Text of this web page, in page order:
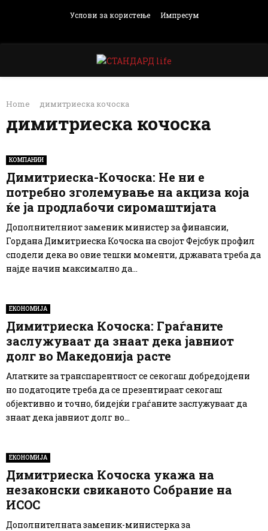
Услови за користење Импресум
PRIMARY
MENU
Home димитриеска кочоска
димитриеска кочоска
КОМПАНИИ
Димитриеска-Кочоска: Не ни е
потребно зголемување на акциза која
ќе ја продлабочи сиромаштијата
Дополнителниот заменик министер за финансии,
Гордана Димитриеска Кочоска на својот Фејсбук профил
сподели дека во овие тешки моменти, државата треба да
најде начин максимално да...
ЕКОНОМИЈА
Димитриеска Кочоска: Граѓаните
заслужуваат да знаат дека јавниот
долг во Македонија расте
Алатките за транспарентност се секогаш добредојдени
но податоците треба да се презентираат секогаш
објективно и точно, бидејќи граѓаните заслужуваат да
знаат дека јавниот долг во...
ЕКОНОМИЈА
Димитриеска Кочоска укажа на
незаконски свиканото Собрание на
ИСОС
Дополнителната заменик-министерка за